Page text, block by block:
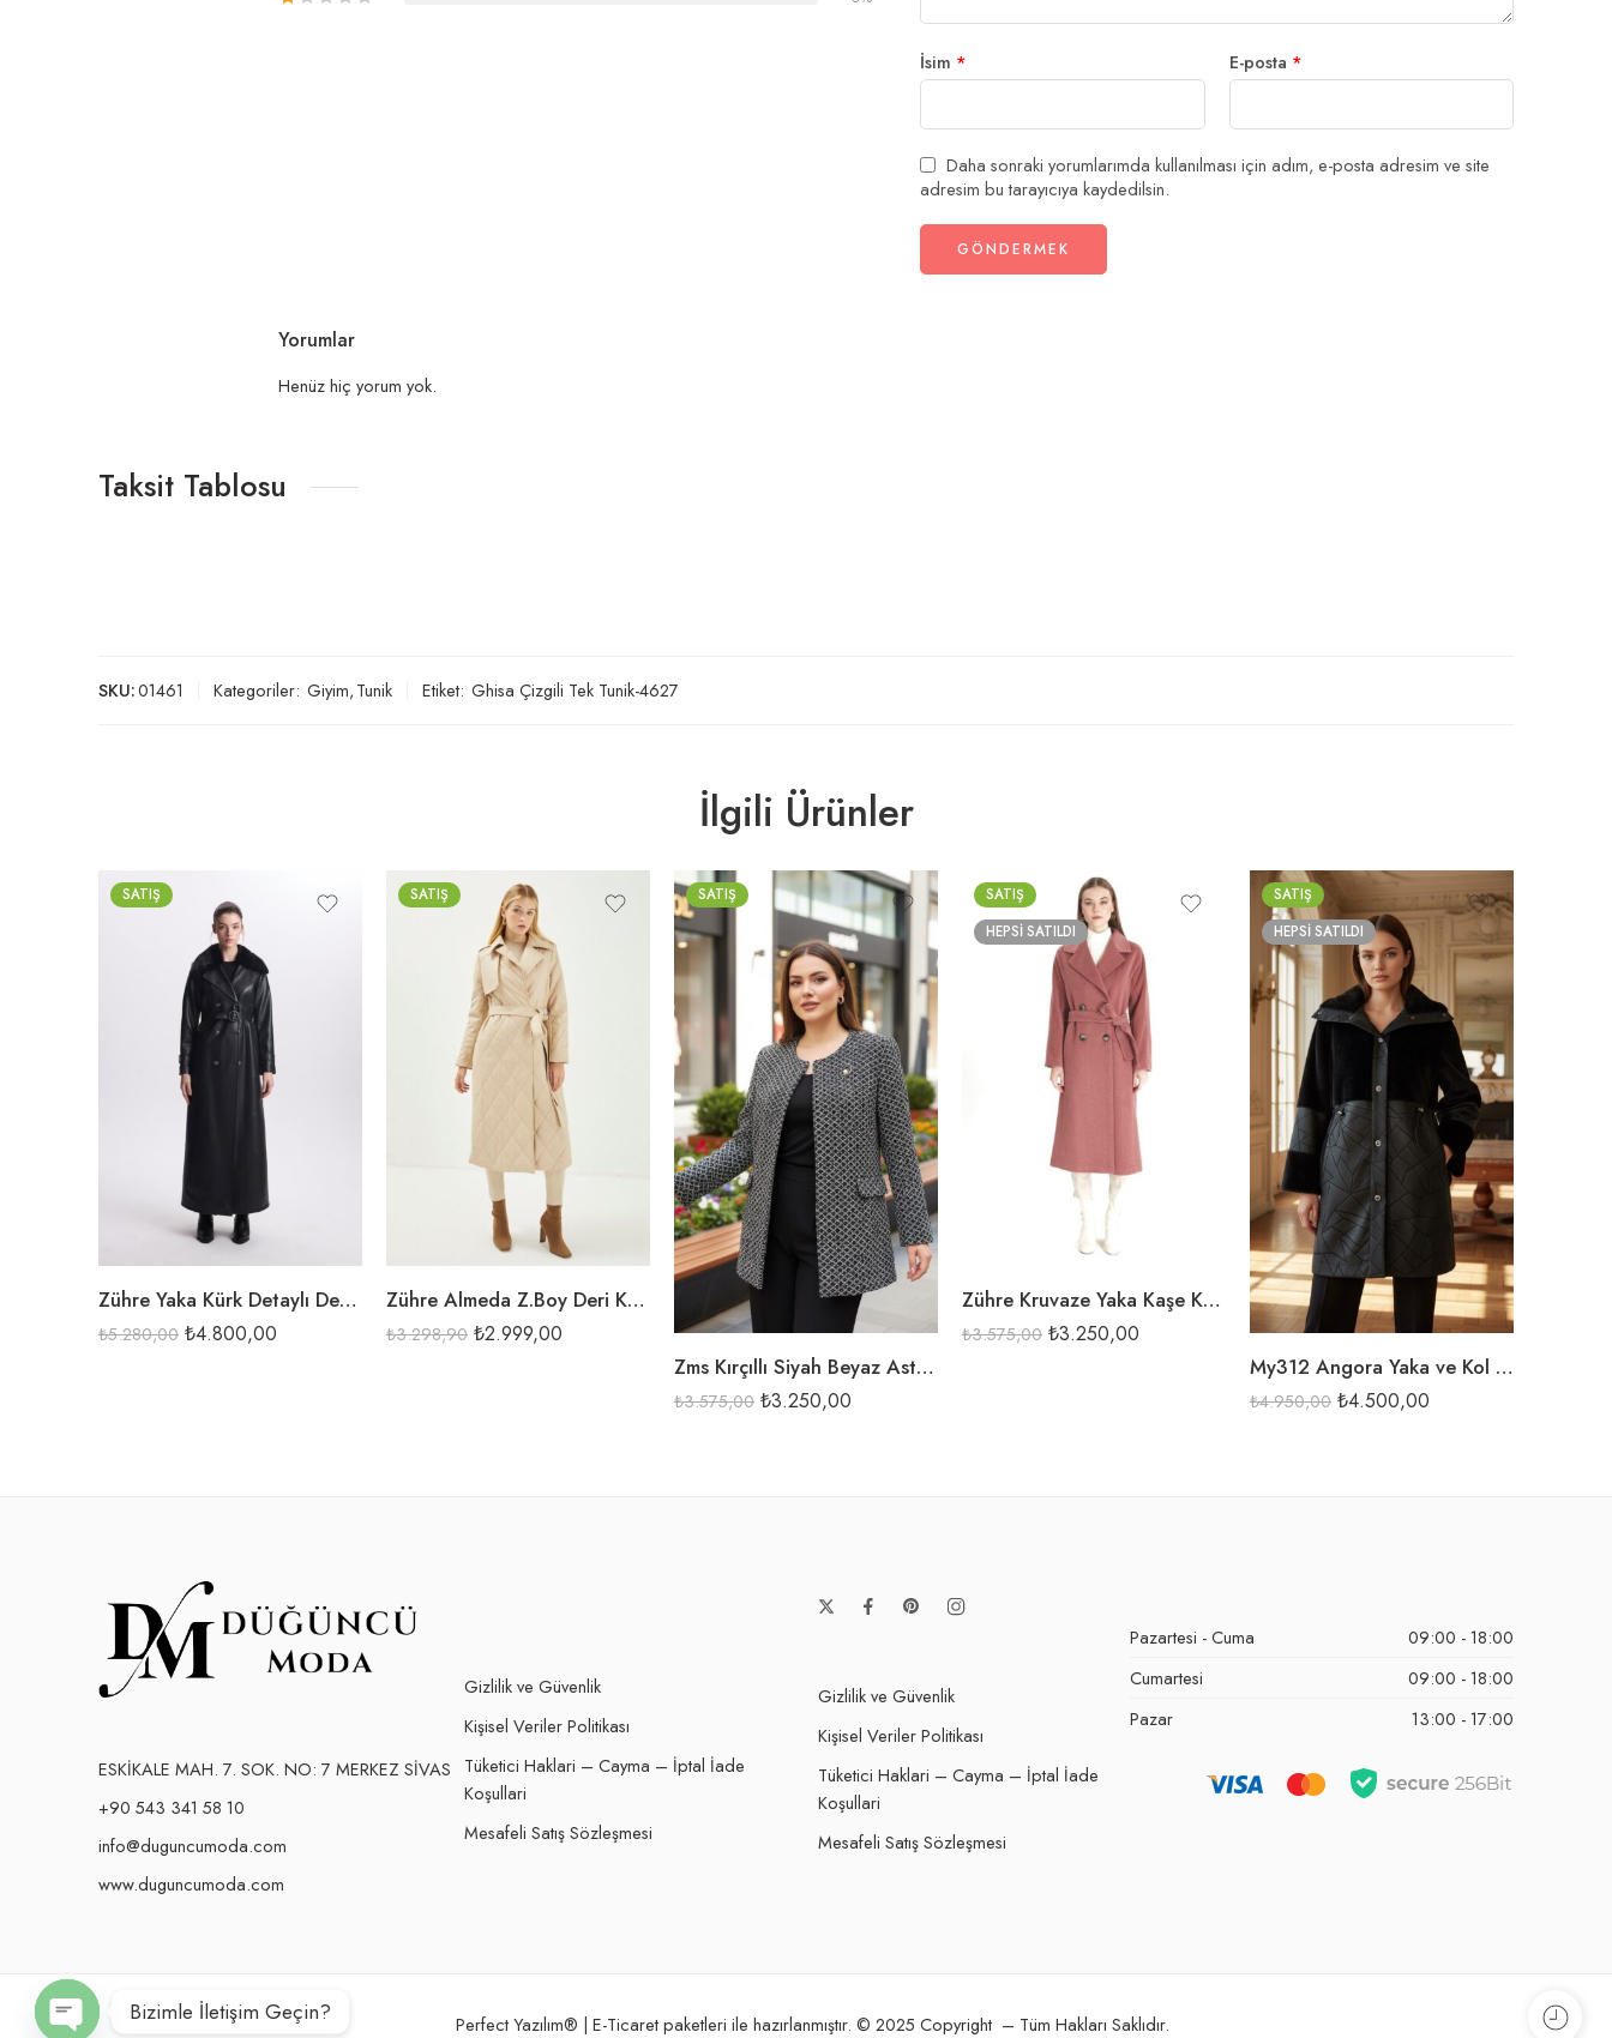
İsim * E-posta *
Daha sonraki yorumlarımda kullanılması için adım, e-posta adresim ve site
adresim bu tarayıcıya kaydedilsin.
Yorumlar
Henüz hiç yorum yok.
Taksit Tablosu
SKU:01461 Kategoriler: Giyim,Tunik Etiket: Ghisa Çizgili Tek Tunik-4627
İlgili Ürünler
SATIŞ
Zühre Yaka Kürk Detaylı Deri Kap-13531
₺5.280,00 ₺4.800,00
SATIŞ
Zühre Almeda Z.Boy Deri Kap-13329
₺3.298,90 ₺2.999,00
SATIŞ
Zms Kırçıllı Siyah Beyaz Astarlı Tek Ceket-2517
₺3.575,00 ₺3.250,00
SİYAH
SATIŞ
HEPSI SATILDI
Zühre Kruvaze Yaka Kaşe Kaban-12822
₺3.575,00 ₺3.250,00
SATIŞ
HEPSI SATILDI
My312 Angora Yaka ve Kol Detaylı Kaban-7942
₺4.950,00 ₺4.500,00
BEJ
KAHVE
SİYAH
ESKİKALE MAH. 7. SOK. NO: 7 MERKEZ SİVAS
+90 543 341 58 10
info@duguncumoda.com
www.duguncumoda.com
Gizlilik ve Güvenlik
Kişisel Veriler Politikası
Tüketici Haklari – Cayma – İptal İade
Koşullari
Mesafeli Satış Sözleşmesi
Gizlilik ve Güvenlik
Kişisel Veriler Politikası
Tüketici Haklari – Cayma – İptal İade
Koşullari
Mesafeli Satış Sözleşmesi
Pazartesi - Cuma
09:00 - 18:00
Cumartesi
09:00 - 18:00
Pazar
13:00 - 17:00
Perfect Yazılım® | E-Ticaret paketleri ile hazırlanmıştır. © 2025 Copyright – Tüm Hakları Saklıdır.
Bizimle İletişim Geçin?